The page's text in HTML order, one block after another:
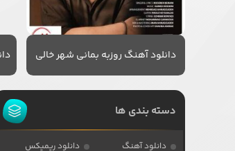
دانلود آهنگ روزبه بمانی شهر خالی
دسته بندی ها
دانلود آهنگ
دانلود ریمیکس